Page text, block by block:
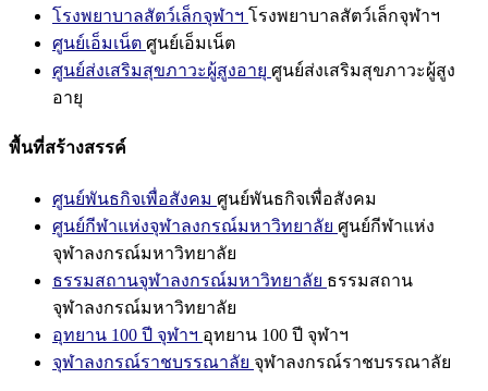
โรงพยาบาลสัตว์เล็กจุฬาฯ โรงพยาบาลสัตว์เล็กจุฬาฯ
ศูนย์เอ็มเน็ต ศูนย์เอ็มเน็ต
ศูนย์ส่งเสริมสุขภาวะผู้สูงอายุ ศูนย์ส่งเสริมสุขภาวะผู้สูง
อายุ
พื้นที่สร้างสรรค์
ศูนย์พันธกิจเพื่อสังคม ศูนย์พันธกิจเพื่อสังคม
ศูนย์กีฬาแห่งจุฬาลงกรณ์มหาวิทยาลัย ศูนย์กีฬาแห่ง
จุฬาลงกรณ์มหาวิทยาลัย
ธรรมสถานจุฬาลงกรณ์มหาวิทยาลัย ธรรมสถาน
จุฬาลงกรณ์มหาวิทยาลัย
อุทยาน 100 ปี จุฬาฯ อุทยาน 100 ปี จุฬาฯ
จุฬาลงกรณ์ราชบรรณาลัย จุฬาลงกรณ์ราชบรรณาลัย